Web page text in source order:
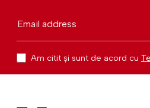
Email address
Am citit și sunt de acord cu